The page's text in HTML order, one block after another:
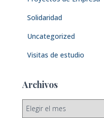
Solidaridad
Uncategorized
Visitas de estudio
Archivos
A